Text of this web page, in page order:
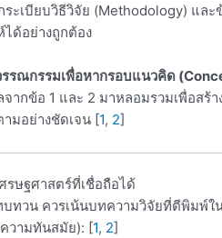
ระเบียบวิธีวิจัย (Methodology) แล
ได้อย่างถูกต้อง
รรณกรรมเพื่อหากรอบแนวคิด
ากข้อ 1 และ 2 มาหลอมรวมเพื่อสร้
มอย่างชัดเจน[1, 2]
รษฐศาสตร์ที่เชื่อถือได้
ทวน ควรเน้นบทความวิจัยที่ตีพิมพ์ใ
วามทันสมัย): [1, 2]